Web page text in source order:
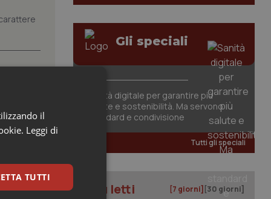
le
Il
Gli speciali
Sanità digitale per garantire più
salute e sostenibilità. Ma servono
standard e condivisione
Tutti gli speciali
I più letti [7 giorni] [30 giorni]
il
Leggi di
TUTTI